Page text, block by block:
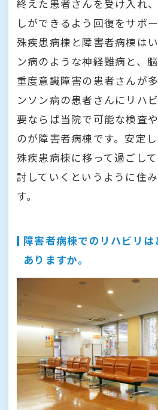
終えた患者さんを受け入れ
しができるよう回復をサポ
殊疾患病棟と障害者病棟は
ン病のような神経難病と、
重度意識障害の患者さんが
ンソン病の患者さんにリハ
要ならば当院で可能な検査
のが障害者病棟です。安定
殊疾患病棟に移って過ごし
討していくというように住
す。
障害者病棟でのリハビリ
ありますか。